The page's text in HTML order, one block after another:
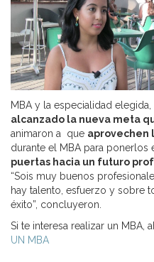
MBA y la especialidad
alcanzado la nueva meta
animaron a que aprovechen
durante el MBA para ponerlos
puertas hacia un futuro
“Sois muy buenos
hay talento, esfuerzo y sobre
éxito”, concluyeron.
Si te interesa realizar un MBA,
UN MBA